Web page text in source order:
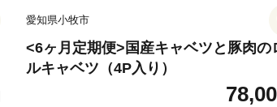
愛知県小牧市
<6ヶ月定期便>国産キャベツと豚肉の
ルキャベツ（4P入り）